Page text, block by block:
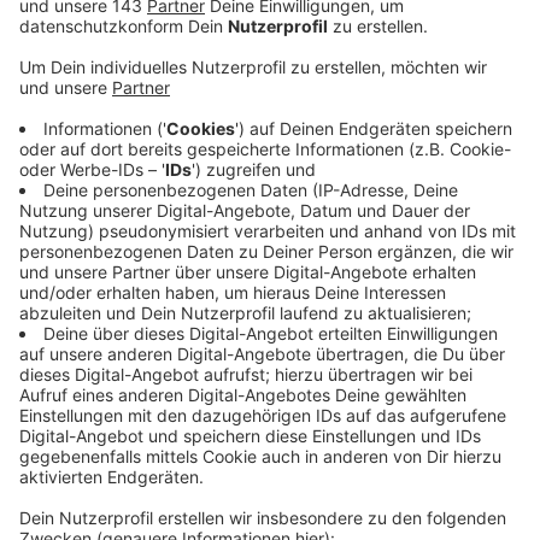
Veröffentlicht:Dienstag, 22.07.2025 14:07
Anzeige
Während einer der Täter die Seniorin im Bad ablenkte,
durchsuchte sein Komplize die anderen Räume nach
Wertsachen und hat dabei zum Teil auch Inventar
beschädigt. Danach flüchteten die beiden
Tatverdächtigen in unbekannte Richtung. Erbeutet
hätten die vermeintlichen Wasserwerker nach
aktuellem Ermittlungsstand nichts, heißt es von der
Polizei. Das Kriminalkommissariat hofft auf Hinweise.
Der Vorfall ereignete sich an Schulze-Delitzsch-
Straße/Friedrich-List-Straße. Die Täter können
lediglich als männlich und dunkel gekleidet
beschrieben werden. Rufnummern der Polizei: 0234